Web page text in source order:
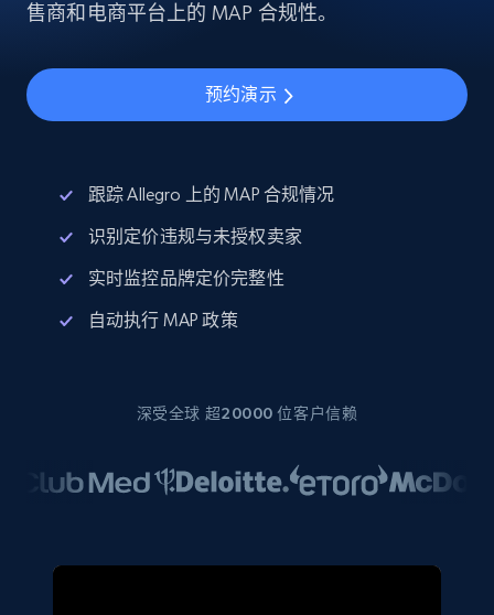
售商和电商平台上的 MAP 合规性。
预约演示
跟踪 Allegro 上的 MAP 合规情况
识别定价违规与未授权卖家
实时监控品牌定价完整性
自动执行 MAP 政策
深受全球 超20000 位客户信赖